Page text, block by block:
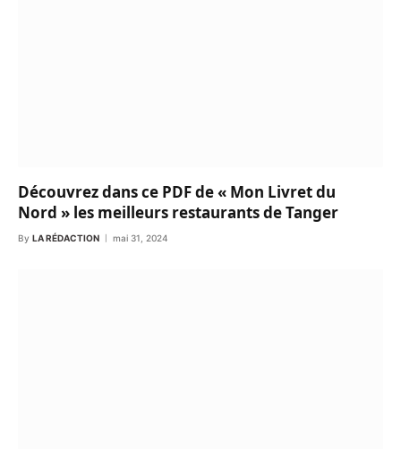
Découvrez dans ce PDF de « Mon Livret du
Nord » les meilleurs restaurants de Tanger
By LA RÉDACTION mai 31, 2024